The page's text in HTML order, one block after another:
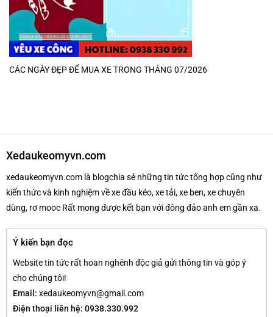
CÁC NGÀY ĐẸP ĐỂ MUA XE TRONG THÁNG 07/2026
Xedaukeomyvn.com
xedaukeomyvn.com là blogchia sẻ những tin tức tổng hợp cũng như
kiến thức và kinh nghiệm về xe đầu kéo, xe tải, xe ben, xe chuyên
dùng, rơ mooc Rất mong được kết bạn với đông đảo anh em gần xa.
Ý kiến bạn đọc
Website tin tức rất hoan nghênh độc giả gửi thông tin và góp ý
cho chúng tôi!
Email: xedaukeomyvn@gmail.com
Điện thoại liên hệ: 0938.330.992